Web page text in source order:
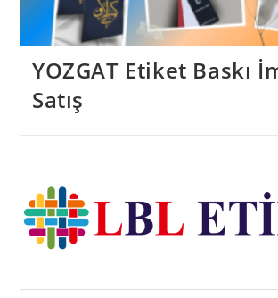
YOZGAT Etiket Baskı
Satış